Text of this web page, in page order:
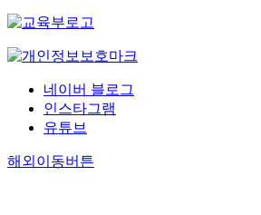
네이버 블로그
인스타그램
유튜브
해외이동버튼